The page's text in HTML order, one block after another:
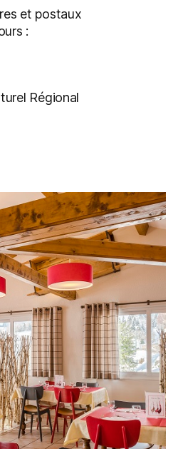
et postaux
:
Régional